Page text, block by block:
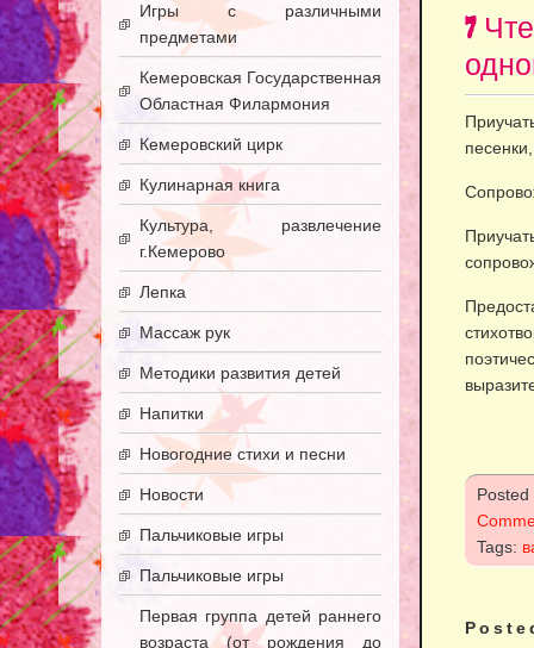
7
Tags:
Игры с различными
предметами
Кемеровская Государственная
Областная Филармония
Кемеровский цирк
Кулинарная книга
Культура, развлечение
г.Кемерово
Лепка
Массаж рук
Методики развития детей
Напитки
Новогодние стихи и песни
Новости
Пальчиковые игры
Пальчиковые игры
Первая группа детей раннего
возраста (от рождения до